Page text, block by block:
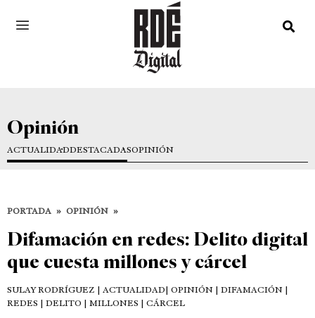
Opinión
ACTUALIDADDESTACADASOPINIÓN
PORTADA » OPINIÓN »
Difamación en redes: Delito digital
que cuesta millones y cárcel
SULAY RODRÍGUEZ | ACTUALIDAD| OPINIÓN | DIFAMACIÓN |
REDES | DELITO | MILLONES | CÁRCEL